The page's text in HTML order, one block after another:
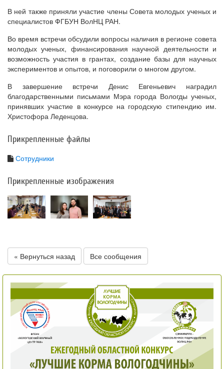
В ней также приняли участие члены Совета молодых ученых и
специалистов ФГБУН ВолНЦ РАН.
Во время встречи обсудили вопросы наличия в регионе совета
молодых ученых, финансирования научной деятельности и
возможность участия в грантах, создание базы для научных
экспериментов и опытов, и поговорили о многом другом.
В завершение встречи Денис Евгеньевич наградил
благодарственными письмами Мэра города Вологды ученых,
принявших участие в конкурсе на городскую стипендию им.
Христофора Леденцова.
Прикрепленные файлы
Сотрудники
Прикрепленные изображения
« Вернуться назад Все сообщения